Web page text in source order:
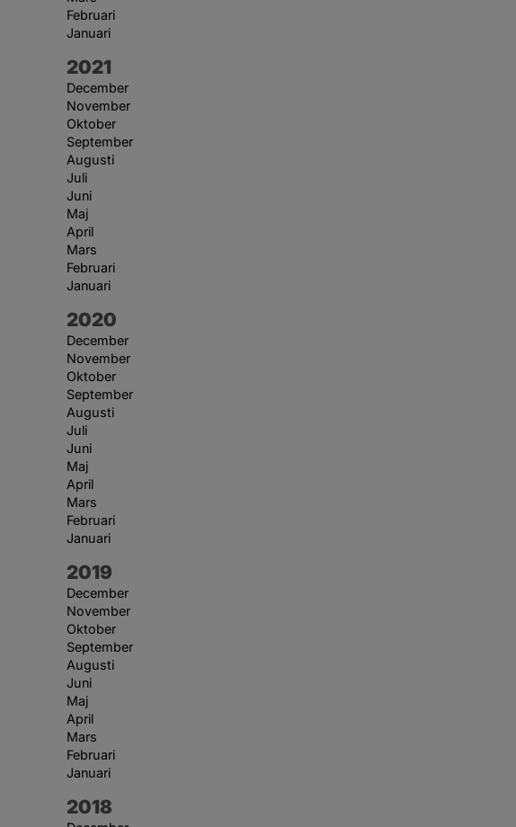
Februari
Januari
År:
2021
December
November
Oktober
September
Augusti
Juli
Juni
Maj
April
Mars
Februari
Januari
År:
2020
December
November
Oktober
September
Augusti
Juli
Juni
Maj
April
Mars
Februari
Januari
År:
2019
December
November
Oktober
September
Augusti
Juni
Maj
April
Mars
Februari
Januari
År:
2018